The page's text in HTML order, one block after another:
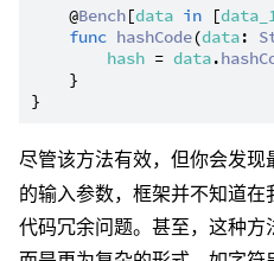
    @
Bench[data in [
func hashCode(data:
hash = data.
    }
尽管该方法有效，但你会发
的输入参数，框架并不知道
代码冗余问题。甚至，这种方